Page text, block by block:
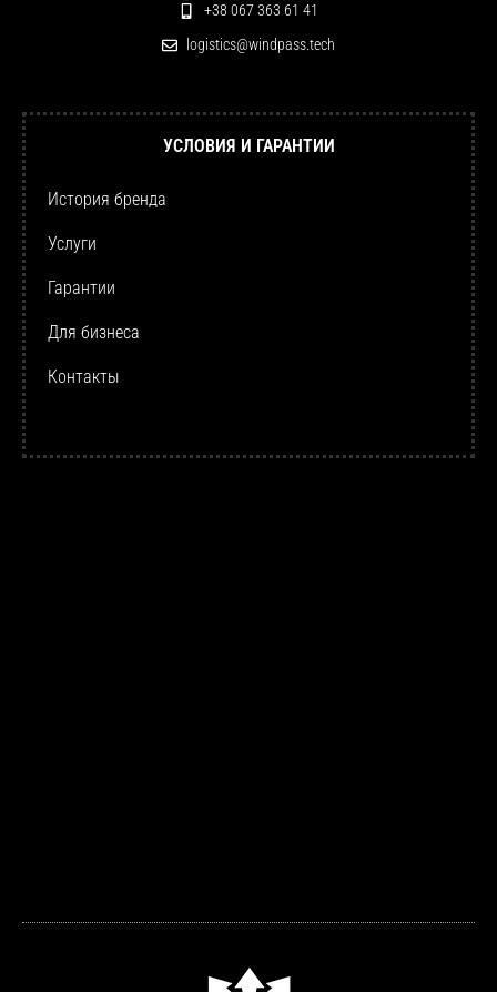
+38 067 363 61 41
logistics@windpass.tech
УСЛОВИЯ И ГАРАНТИИ
История бренда
Услуги
Гарантии
Для бизнеса
Контакты